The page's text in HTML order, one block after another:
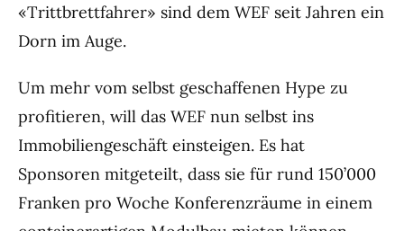
«Trittbrettfahrer» sind dem WEF seit Jahren ein
Dorn im Auge.
Um mehr vom selbst geschaffenen Hype zu
profitieren, will das WEF nun selbst ins
Immobiliengeschäft einsteigen. Es hat
Sponsoren mitgeteilt, dass sie für rund 150’000
Franken pro Woche Konferenzräume in einem